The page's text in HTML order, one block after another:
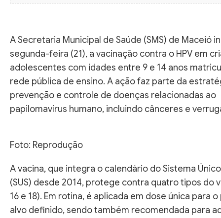
A Secretaria Municipal de Saúde (SMS) de Maceió
segunda-feira (21), a vacinação contra o HPV em
adolescentes com idades entre 9 e 14 anos
rede pública de ensino. A ação faz parte da
prevenção e controle de doenças relacionadas ao
papilomavírus humano, incluindo cânceres e
Foto: Reprodução
A vacina, que integra o calendário do Sistema
(SUS) desde 2014, protege contra quatro tipos do
16 e 18). Em rotina, é aplicada em dose única para
alvo definido, sendo também recomendada para